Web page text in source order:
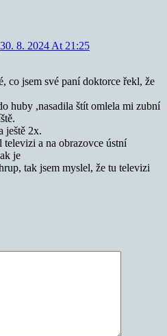
30. 8. 2024 At 21:25
co jsem své paní doktorce řekl, že
huby ,nasadila štít omlela mi zubní
ještě 2x.
a na obrazovce ústní
je
tak jsem myslel, že tu televizi